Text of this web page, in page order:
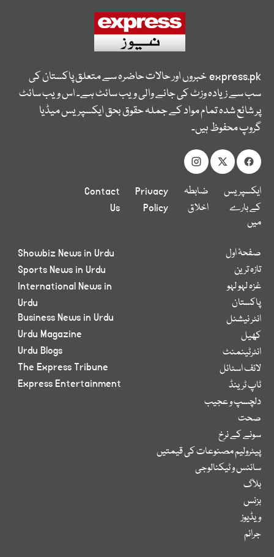
express.pkخبروں اور حالات حاضرہ سے متعلق پاکستان کی
سب سے زیادہ وزٹ کی جانے والی ویب سائٹ ہے۔ اس ویب سائٹ
پر شائع شدہ تمام مواد کے جملہ حقوق بحق ایکسپریس میڈیا
گروپ محفوظ ہیں۔
ایکسپریس
کے بارے
میں
ضابطہ
اخلاق
Privacy
Policy
Contact
Us
صفحۂ اول
تازہ ترین
غزہ لہو لہو
پاکستان
انٹر نیشنل
کھیل
انٹرٹینمنٹ
لائف اسٹائل
ٹاپ ٹرینڈ
دلچسپ و عجیب
صحت
سونے کے نرخ
پیٹرولیم مصنوعات کی قیمتیں
سائنس و ٹیکنالوجی
بلاگ
بزنس
ویڈیوز
جرائم
Showbiz News in Urdu
Sports News in Urdu
International News in
Urdu
Business News in Urdu
Urdu Magazine
Urdu Blogs
The Express Tribune
Express Entertainment